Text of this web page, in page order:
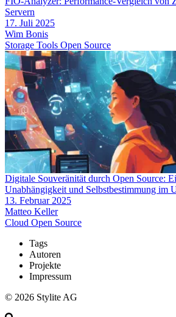
Servern
17. Juli 2025
Wim Bonis
Storage Tools Open Source
Digitale Souveränität durch Open Source:
Unabhängigkeit und Selbstbestimmung im
13. Februar 2025
Matteo Keller
Cloud Open Source
Tags
Autoren
Projekte
Impressum
© 2026 Stylite AG